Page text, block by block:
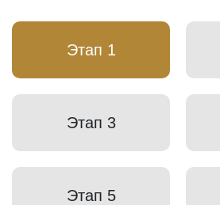
Этап 1
Этап 3
Этап 5